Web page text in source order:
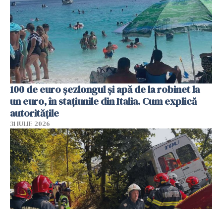
100 de euro șezlongul și apă de la robinet la
un euro, în stațiunile din Italia. Cum explică
autoritățile
31 IULIE 2026